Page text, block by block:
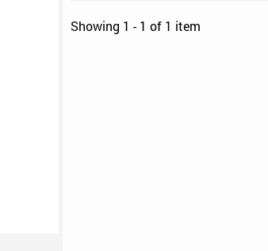
Showing 1 - 1 of 1 item